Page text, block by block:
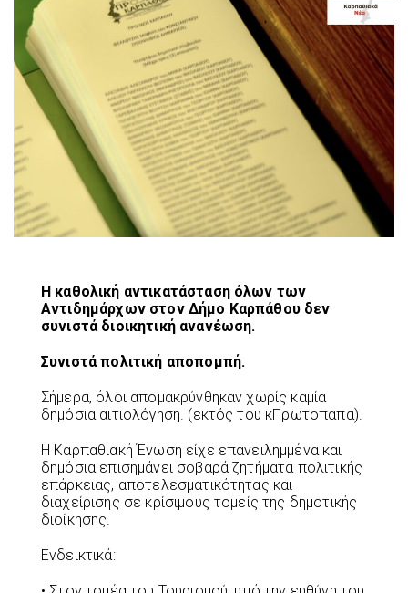
Η καθολική αντικατάσταση όλων των
Αντιδημάρχων στον Δήμο Καρπάθου δεν
συνιστά διοικητική ανανέωση.
Συνιστά πολιτική αποπομπή.
Σήμερα, όλοι απομακρύνθηκαν χωρίς καμία
δημόσια αιτιολόγηση. (εκτός του κΠρωτοπαπα).
Η Καρπαθιακή Ένωση είχε επανειλημμένα και
δημόσια επισημάνει σοβαρά ζητήματα πολιτικής
επάρκειας, αποτελεσματικότητας και
διαχείρισης σε κρίσιμους τομείς της δημοτικής
διοίκησης.
Ενδεικτικά: